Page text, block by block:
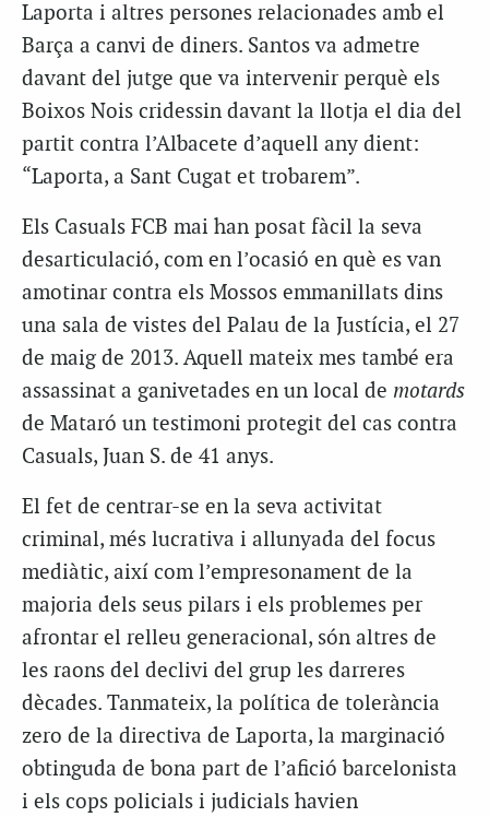
Laporta i altres persones relacionades amb el
Barça a canvi de diners. Santos va admetre
davant del jutge que va intervenir perquè els
Boixos Nois cridessin davant la llotja el dia del
partit contra l’Albacete d’aquell any dient:
“Laporta, a Sant Cugat et trobarem”.
Els Casuals FCB mai han posat fàcil la seva
desarticulació, com en l’ocasió en què es van
amotinar contra els Mossos emmanillats dins
una sala de vistes del Palau de la Justícia, el 27
de maig de 2013. Aquell mateix mes també era
assassinat a ganivetades en un local de motards
de Mataró un testimoni protegit del cas contra
Casuals, Juan S. de 41 anys.
El fet de centrar-se en la seva activitat
criminal, més lucrativa i allunyada del focus
mediàtic, així com l’empresonament de la
majoria dels seus pilars i els problemes per
afrontar el relleu generacional, són altres de
les raons del declivi del grup les darreres
dècades. Tanmateix, la política de tolerància
zero de la directiva de Laporta, la marginació
obtinguda de bona part de l’afició barcelonista
i els cops policials i judicials havien